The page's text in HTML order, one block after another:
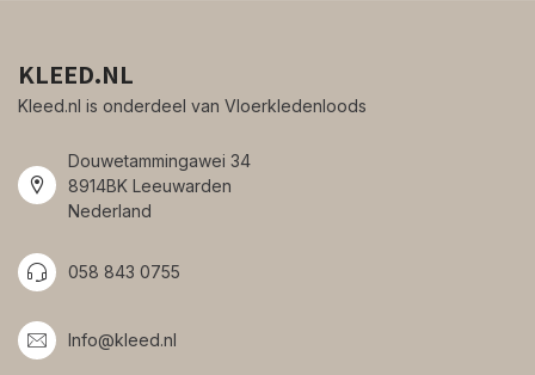
KLEED.NL
Kleed.nl is onderdeel van Vloerkledenloods
Douwetammingawei 34
8914BK Leeuwarden
Nederland
058 843 0755
Info@kleed.nl